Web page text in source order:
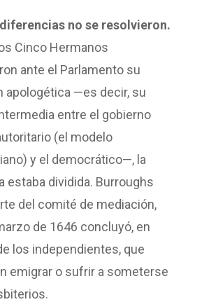
no se resolvieron.
Cinco Hermanos
ante el Parlamento su
apologética —es decir, su
entre el gobierno
(el modelo
y el democrático—, la
estaba dividida. Burroughs
del comité de mediación,
de 1646 concluyó, en
los independientes, que
emigrar o sufrir a someterse